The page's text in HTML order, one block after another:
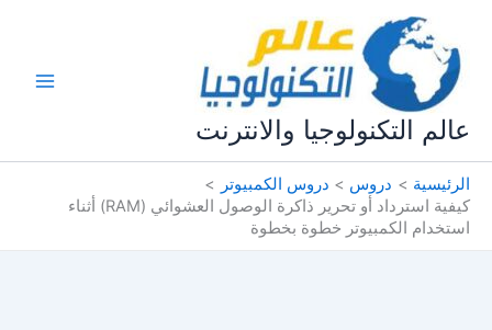
المحتوى
عالم التكنولوجيا والانترنت
الرئيسية دروس
دروس الكمبيوتر
كيفية استرداد أو تحرير ذاكرة الوصول العشوائي (RAM) أثناء
استخدام الكمبيوتر خطوة بخطوة